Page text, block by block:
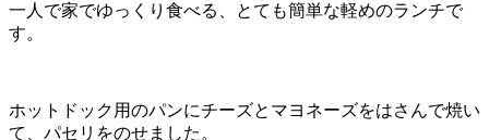
一人で家でゆっくり食べる、とても簡単な軽めのランチで
す。
ホットドック用のパンにチーズとマヨネーズをはさんで焼い
て、パセリをのせました。